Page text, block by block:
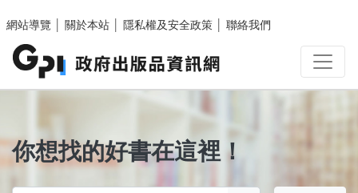
網站導覽
關於本站 隱私權及安全政策 聯絡我們
你想找的好書在這裡！